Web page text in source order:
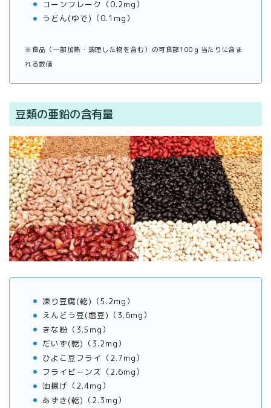
コーンフレーク（0.2mg）
うどん(ゆで)（0.1mg）
※食品（一部加熱・調理した物を含む）の可食部100ｇ当たりに含ま
れる数値
豆類の亜鉛の含有量
凍り豆腐(乾)（5.2mg）
えんどう豆(塩豆)（3.6mg）
きな粉（3.5mg）
だいず(乾)（3.2mg）
ひよこ豆フライ（2.7mg）
フライビーンズ（2.6mg）
油揚げ（2.4mg）
あずき(乾)（2.3mg）